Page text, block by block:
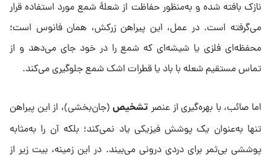
نازک بافته شده و به‌منظور حفاظت از شعلهٔ شمع مورد استفاده قرار
می‌گرفته است. در عمل، این پیراهن زرکش، همان فانوس است؛
محفظه‌ای فلزی یا شیشه‌ای که شمع را در خود جای می‌دهد و از
تماس مستقیم شعله با باد یا قطرات اشک شمع جلوگیری می‌کند.
اما صائب، با بهره‌گیری از عنصر تشخیص(جان‌بخشی)، از این پیراهن
تنها به‌عنوان یک پوشش فیزیکی یاد نمی‌کند؛ بلکه آن را به‌مثابه
پوششی بی‌ثمر برای دردی درونی می‌بیند. در این زمینه، بیت زیر از